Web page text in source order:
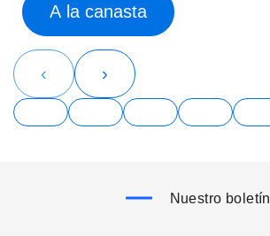
A la canasta
‹ ›
Nuestro boletín